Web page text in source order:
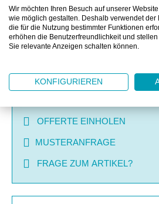
IN DEN
MERKEN
OFFERTE EINHOLEN
MUSTERANFRAGE
FRAGE ZUM ARTIKEL?
Wir möchten Ihren Besuch auf unserer
wie möglich gestalten. Deshalb verwendet der
die für die Nutzung bestimmter Funktionen
erhöhen die Benutzerfreundlichkeit und
Sie relevante Anzeigen schalten können.
KONFIGURIEREN